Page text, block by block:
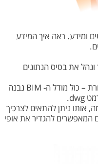
ומידע. ראה איך המידע
ונהל את בסיס הנתונים
בשום שלב אין צורך לעבור לתוכנה אחרת – כול מודל ה- BIM נבנה
אותו ניתן להתאים לצרכיך
המאפשרים להגדיר את אופי